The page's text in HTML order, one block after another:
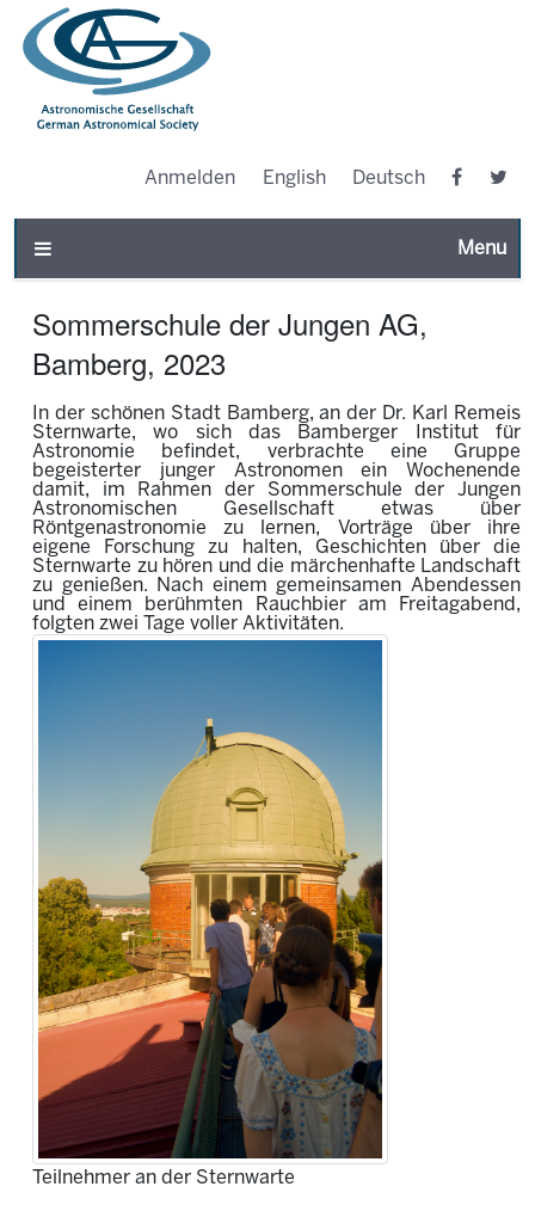
Anmelden English Deutsch
Toggle
Sommerschule der Jungen AG,
Bamberg, 2023
In der schönen Stadt Bamberg, an der Dr. Karl Remeis
Sternwarte, wo sich das Bamberger Institut für
Astronomie befindet, verbrachte eine Gruppe
begeisterter junger Astronomen ein Wochenende
damit, im Rahmen der Sommerschule der Jungen
Astronomischen Gesellschaft etwas über
Röntgenastronomie zu lernen, Vorträge über ihre
eigene Forschung zu halten, Geschichten über die
Sternwarte zu hören und die märchenhafte Landschaft
zu genießen. Nach einem gemeinsamen Abendessen
und einem berühmten Rauchbier am Freitagabend,
folgten zwei Tage voller Aktivitäten.
Teilnehmer an der Sternwarte